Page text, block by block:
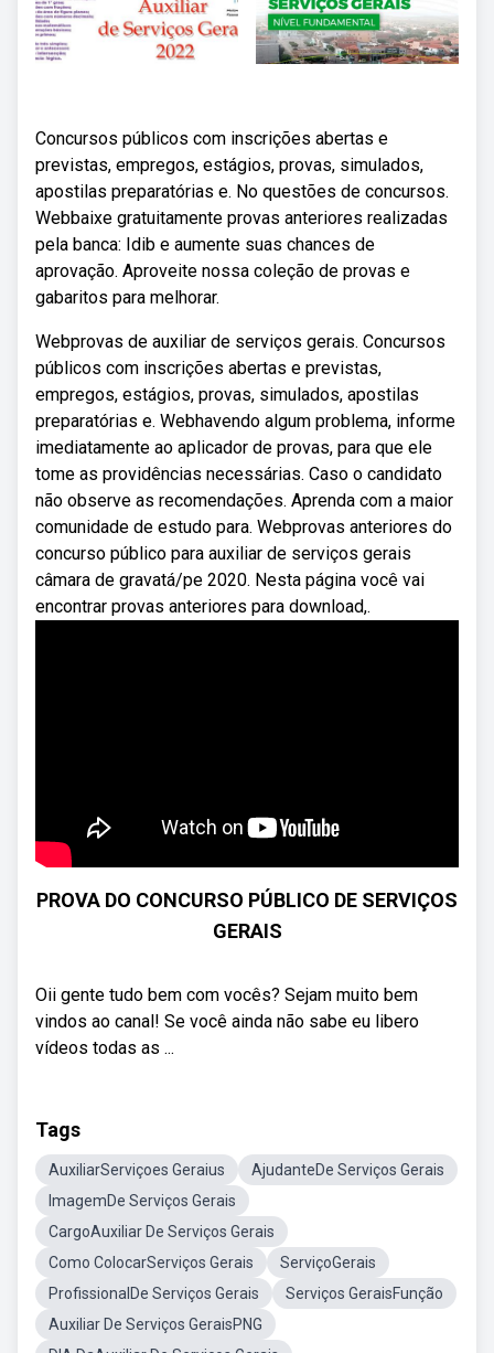
Concursos públicos com inscrições abertas e
previstas, empregos, estágios, provas, simulados,
apostilas preparatórias e. No questões de concursos.
Webbaixe gratuitamente provas anteriores realizadas
pela banca: Idib e aumente suas chances de
aprovação. Aproveite nossa coleção de provas e
gabaritos para melhorar.
Webprovas de auxiliar de serviços gerais. Concursos
públicos com inscrições abertas e previstas,
empregos, estágios, provas, simulados, apostilas
preparatórias e. Webhavendo algum problema, informe
imediatamente ao aplicador de provas, para que ele
tome as providências necessárias. Caso o candidato
não observe as recomendações. Aprenda com a maior
comunidade de estudo para. Webprovas anteriores do
concurso público para auxiliar de serviços gerais
câmara de gravatá/pe 2020. Nesta página você vai
encontrar provas anteriores para download,.
PROVA DO CONCURSO PÚBLICO DE SERVIÇOS
GERAIS
Oii gente tudo bem com vocês? Sejam muito bem
vindos ao canal! Se você ainda não sabe eu libero
vídeos todas as ...
Tags
AuxiliarServiçoes Geraius
AjudanteDe Serviços Gerais
ImagemDe Serviços Gerais
CargoAuxiliar De Serviços Gerais
Como ColocarServiços Gerais
ServiçoGerais
ProfissionalDe Serviços Gerais
Serviços GeraisFunção
Auxiliar De Serviços GeraisPNG